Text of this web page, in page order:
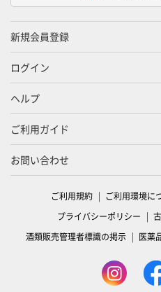
新規会員登録
ログイン
ヘルプ
ご利用ガイド
お問い合わせ
ご利用規約 ご利用環境に
プライバシーポリシー
酒類販売管理者標識の掲示
医薬